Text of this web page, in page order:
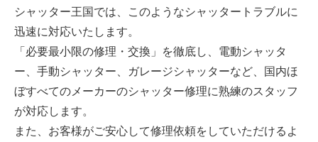
シャッター王国では、このようなシャッタートラブルに
迅速に対応いたします。
「必要最小限の修理・交換」を徹底し、電動シャッタ
ー、手動シャッター、ガレージシャッターなど、国内ほ
ぼすべてのメーカーのシャッター修理に熟練のスタッフ
が対応します。
また、お客様がご安心して修理依頼をしていただけるよ